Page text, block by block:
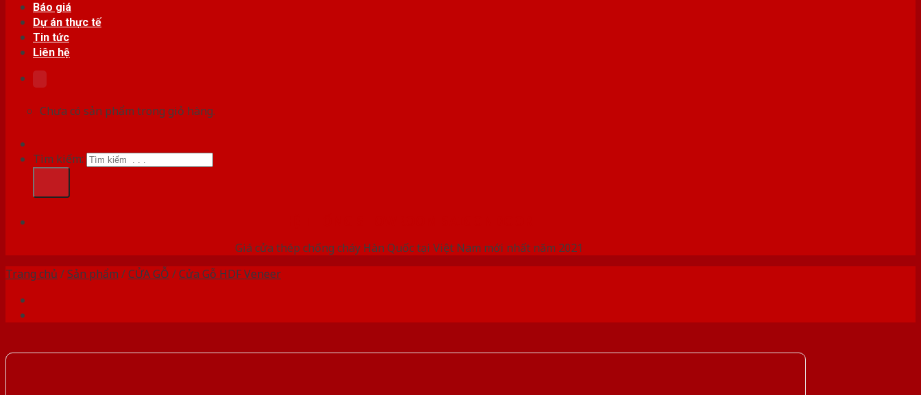
Báo giá
Dự án thực tế
Tin tức
Liên hệ
Chưa có sản phẩm trong giỏ hàng.
Tìm kiếm:
Giá cửa thép chống cháy Hàn Quốc tại Việt Nam mới nhất năm 2021
Trang chủ /Sản phẩm /CỬA GỖ /Cửa Gỗ HDF Veneer